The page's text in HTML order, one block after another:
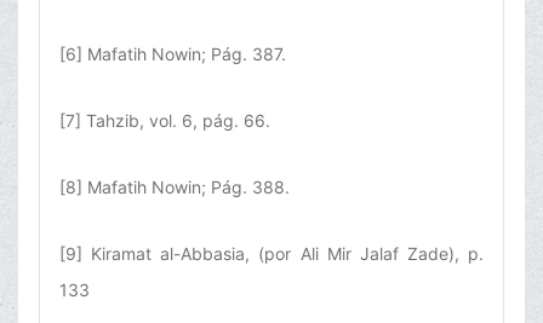
[6] Mafatih Nowin; Pág. 387.
[7] Tahzib, vol. 6, pág. 66.
[8] Mafatih Nowin; Pág. 388.
[9] Kiramat al-Abbasia, (por Ali Mir Jalaf Zade), p.
133